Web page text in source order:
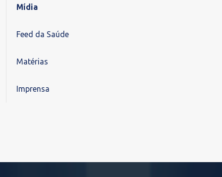
Mídia
Feed da Saúde
Matérias
Imprensa